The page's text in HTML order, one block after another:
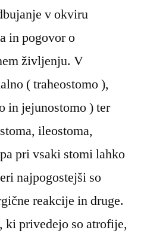
v okviru
in pogovor o
življenju. V
( traheostomo ),
in jejunostomo ) ter
ileostoma,
pri vsaki stomi lahko
najpogostejši so
reakcije in druge.
privedejo so atrofije,